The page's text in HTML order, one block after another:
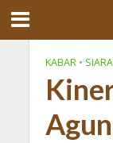
KABAR •